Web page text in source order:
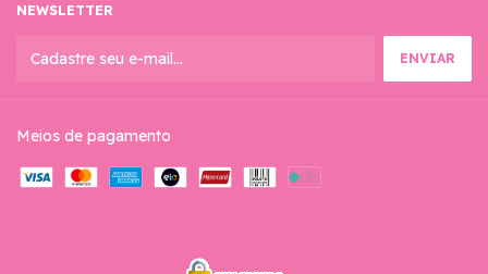
NEWSLETTER
Meios de pagamento